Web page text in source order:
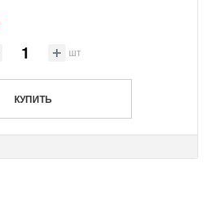
шт
КУПИТЬ